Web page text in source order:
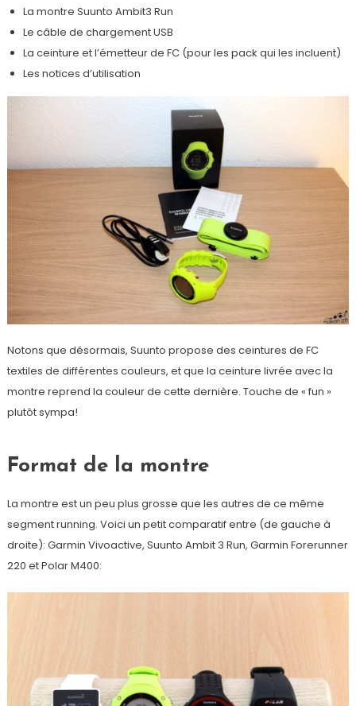
La montre Suunto Ambit3 Run
Le câble de chargement USB
La ceinture et l’émetteur de FC (pour les pack qui les incluent)
Les notices d’utilisation
Notons que désormais, Suunto propose des ceintures de FC
textiles de différentes couleurs, et que la ceinture livrée avec la
montre reprend la couleur de cette dernière. Touche de « fun »
plutôt sympa!
Format de la montre
La montre est un peu plus grosse que les autres de ce même
segment running. Voici un petit comparatif entre (de gauche à
droite): Garmin Vivoactive, Suunto Ambit 3 Run, Garmin Forerunner
220 et Polar M400: